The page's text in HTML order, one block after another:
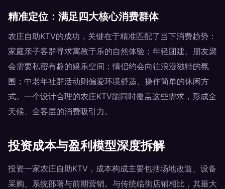
精准定位：满足四大核心消费群体
农庄自助KTV的成功，关键在于精准匹配了当下消费趋势：
家庭亲子客群寻求寓教于乐的自然体验；年轻团建、朋友聚
会需要私密有趣的娱乐空间；情侣约会向往浪漫独特的氛
围；中老年社群活动则偏爱环境舒适、操作简单的休闲方
式。一个设计合理的农庄KTV能同时覆盖这些需求，形成全
天候、全客层的消费吸引力。
投资成本与盈利模型深度拆解
投资一家农庄自助KTV，成本构成主要包括场地改造、设备
采购、系统部署与前期营销。与传统临街店铺相比，其最大